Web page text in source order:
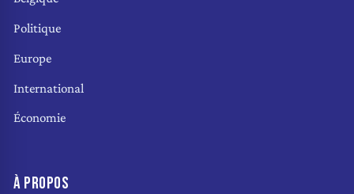
Politique
Europe
International
Économie
À PROPOS